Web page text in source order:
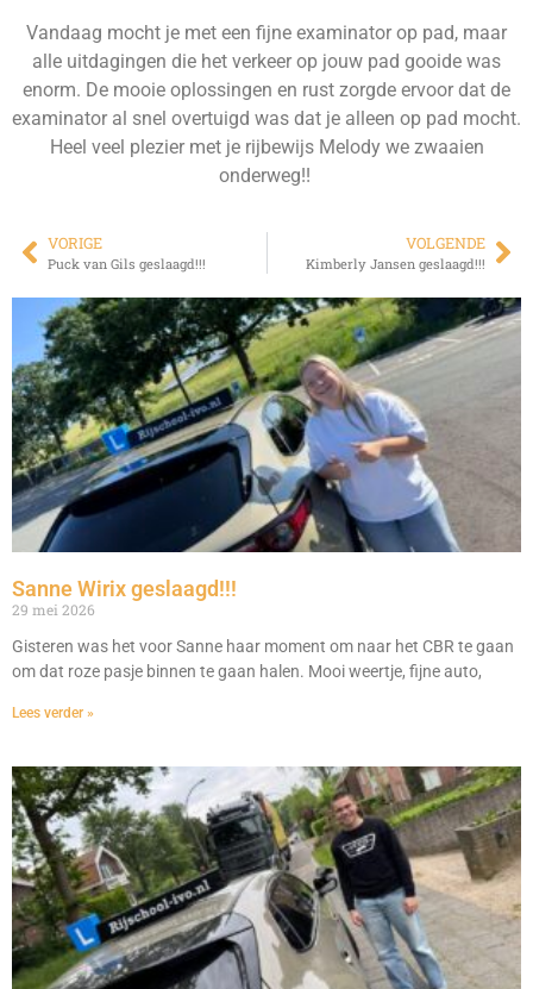
Vandaag mocht je met een fijne examinator op pad, maar
alle uitdagingen die het verkeer op jouw pad gooide was
enorm. De mooie oplossingen en rust zorgde ervoor dat de
examinator al snel overtuigd was dat je alleen op pad mocht.
Heel veel plezier met je rijbewijs Melody we zwaaien
onderweg!!
VORIGE
Puck van Gils geslaagd!!!
VOLGENDE
Kimberly Jansen geslaagd!!!
Sanne Wirix geslaagd!!!
29 mei 2026
Gisteren was het voor Sanne haar moment om naar het CBR te gaan
om dat roze pasje binnen te gaan halen. Mooi weertje, fijne auto,
Lees verder »